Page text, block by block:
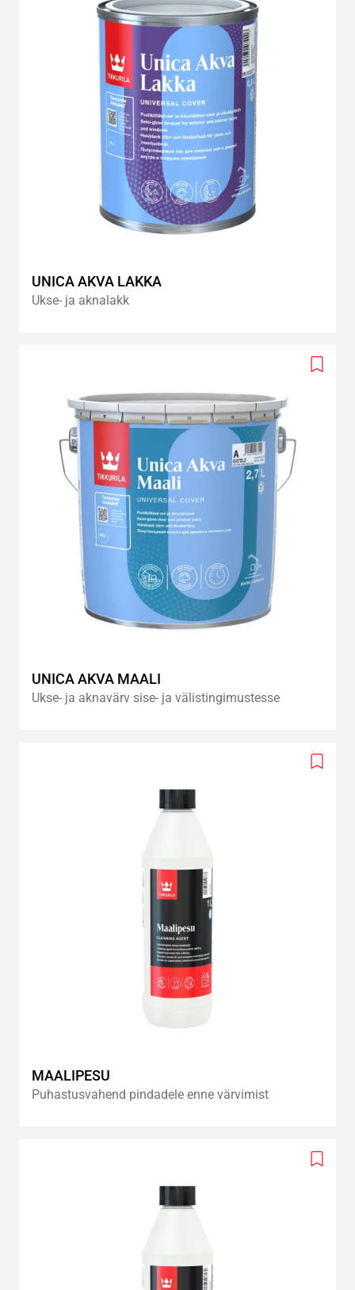
UNICA AKVA LAKKA
Ukse- ja aknalakk
Add
UNICA AKVA MAALI
Ukse- ja aknavärv sise- ja välistingimustesse
Add
MAALIPESU
Puhastusvahend pindadele enne värvimist
Add